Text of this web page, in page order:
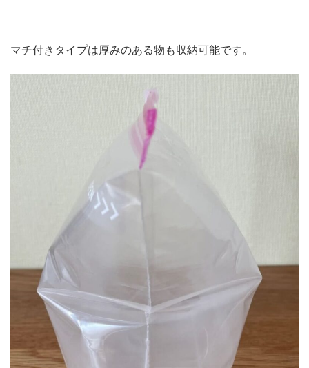
マチ付きタイプは厚みのある物も収納可能です。